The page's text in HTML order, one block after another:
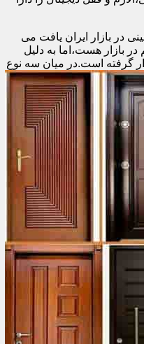
در بازار ایران یافت می
بازار هست،اما به دلیل
گرفته است.در میان سه نوع